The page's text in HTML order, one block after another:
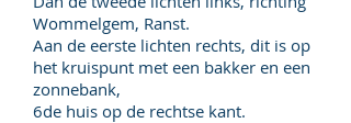
Wommelgem, Ranst.
Aan de eerste lichten rechts, dit is op
het kruispunt met een bakker en een
zonnebank,
6de huis op de rechtse kant.